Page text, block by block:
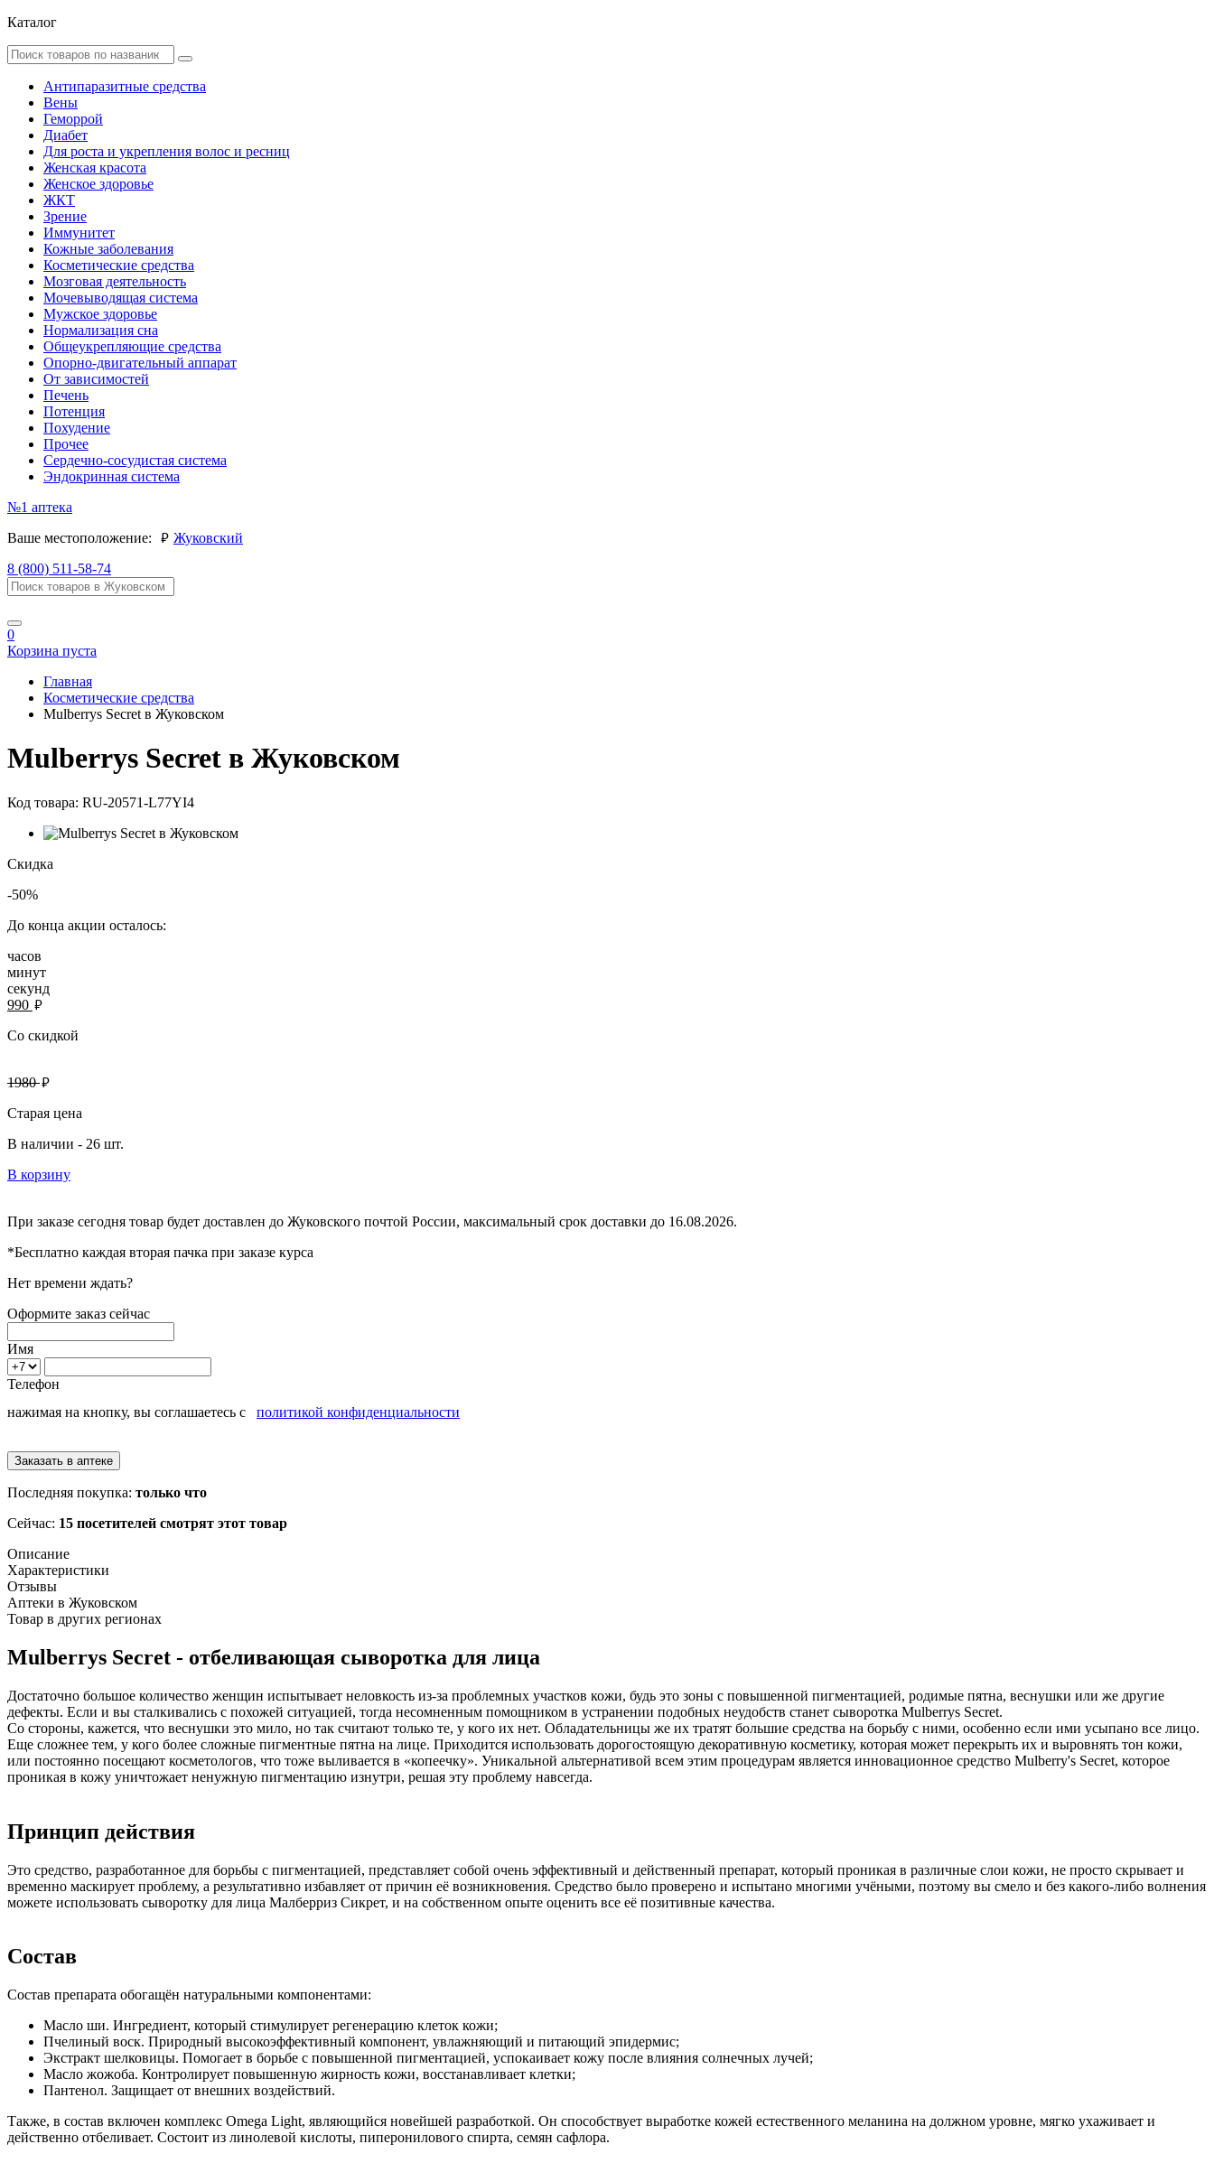
Каталог
Антипаразитные средства
Вены
Геморрой
Диабет
Для роста и укрепления волос и ресниц
Женская красота
Женское здоровье
ЖКТ
Зрение
Иммунитет
Кожные заболевания
Косметические средства
Мозговая деятельность
Мочевыводящая система
Мужское здоровье
Нормализация сна
Общеукрепляющие средства
Опорно-двигательный аппарат
От зависимостей
Печень
Потенция
Похудение
Прочее
Сердечно-сосудистая система
Эндокринная система
№1 аптека
Ваше местоположение:
руб. Жуковский
8 (800) 511-58-74
0
Корзина пуста
Главная
Косметические средства
Mulberrys Secret в Жуковском
Mulberrys Secret в Жуковском
Код товара: RU-20571-L77YI4
Скидка
-50%
До конца акции осталось:
часов
минут
секунд
990 руб.
Со скидкой
1980руб.
Старая цена
В наличии - 26 шт.
В корзину
При заказе сегодня товар будет доставлен до Жуковского почтой России, максимальный срок доставки до 16.08.2026.
*Бесплатно каждая вторая пачка при заказе курса
Нет времени ждать?
Оформите заказ сейчас
Имя
Телефон
нажимая на кнопку, вы соглашаетесь с политикой конфиденциальности
Последняя покупка: только что
Сейчас: 15 посетителей смотрят этот товар
Описание
Характеристики
Отзывы
Аптеки в Жуковском
Товар в других регионах
Mulberrys Secret - отбеливающая сыворотка для лица
Достаточно большое количество женщин испытывает неловкость из-за проблемных участков кожи, будь это зоны с повышенной пигментацией, родимые пятна, веснушки или же другие
дефекты. Если и вы сталкивались с похожей ситуацией, тогда несомненным помощником в устранении подобных неудобств станет сыворотка Mulberrys Secret.
Со стороны, кажется, что веснушки это мило, но так считают только те, у кого их нет. Обладательницы же их тратят большие средства на борьбу с ними, особенно если ими усыпано все лицо.
Еще сложнее тем, у кого более сложные пигментные пятна на лице. Приходится использовать дорогостоящую декоративную косметику, которая может перекрыть их и выровнять тон кожи,
или постоянно посещают косметологов, что тоже выливается в «копеечку». Уникальной альтернативой всем этим процедурам является инновационное средство Mulberry's Secret, которое
проникая в кожу уничтожает ненужную пигментацию изнутри, решая эту проблему навсегда.
Принцип действия
Это средство, разработанное для борьбы с пигментацией, представляет собой очень эффективный и действенный препарат, который проникая в различные слои кожи, не просто скрывает и
временно маскирует проблему, а результативно избавляет от причин её возникновения. Средство было проверено и испытано многими учёными, поэтому вы смело и без какого-либо волнения
можете использовать сыворотку для лица Малберриз Сикрет, и на собственном опыте оценить все её позитивные качества.
Состав
Состав препарата обогащён натуральными компонентами:
Масло ши. Ингредиент, который стимулирует регенерацию клеток кожи;
Пчелиный воск. Природный высокоэффективный компонент, увлажняющий и питающий эпидермис;
Экстракт шелковицы. Помогает в борьбе с повышенной пигментацией, успокаивает кожу после влияния солнечных лучей;
Масло жожоба. Контролирует повышенную жирность кожи, восстанавливает клетки;
Пантенол. Защищает от внешних воздействий.
Также, в состав включен комплекс Omega Light, являющийся новейшей разработкой. Он способствует выработке кожей естественного меланина на должном уровне, мягко ухаживает и
действенно отбеливает. Состоит из линолевой кислоты, пиперонилового спирта, семян сафлора.